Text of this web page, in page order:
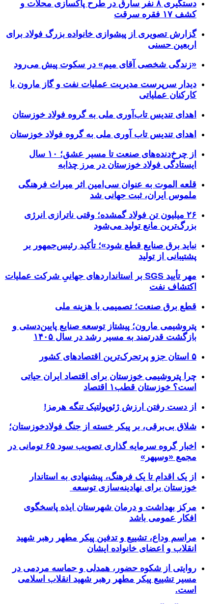
دستگیری ۸ نفر سارق در طرح پاکسازی محلات و
کشف ۱۷ فقره سرقت
گزارش تصویری از پیشوازی خانواده بزرگ فولاد برای
اربعین حسنی
«زندگی شخصی آقای میم» در سکوت پیش می‌رود
دیدار سرپرست مدیریت عملیات نفت و گاز مارون با
کارکنان عملیاتی
اهدای تندیس تاب‌آوری ملی به گروه فولاد خوزستان
اهدای تندیس تاب آوری ملی به گروه فولاد خوزستان
از چرخ‌دنده‌های صنعت تا مسیر عشق؛ ۱۰ سال
ایستادگی فولاد خوزستان در مرز چذابه
قلعه الموت به عنوان سی‌امین اثر میراث‌ فرهنگی
ملموس ایران، ثبت جهانی شد
۲۶ میلیون تن فولاد گمشده؛ وقتی ناترازی انرژی
بزرگ‌ترین مانع تولید می‌شود
نباید برق صنایع قطع شود»؛ تأکید رئیس‌جمهور بر
پشتیبانی از تولید
مهر تأیید SGS بر استانداردهای جهانیِ شرکت عملیات
اکتشاف نفت
قطع برق صنعت؛ تصمیمی با هزینه ملی
پتروشیمی مارون؛ پیشتاز توسعه صنایع پایین‌دستی و
بازگشت قدرتمند به مسیر رشد در سال ۱۴۰۵
۵ استان جزو پرتحرک‌ترین اقتصاد‌های کشور
چرا پتروشیمی خوزستان برای اقتصاد ایران حیاتی
است؟ خوزستان قطب۱ اقتصاد
از دست رفتن ارزش ژئوپولتیک تنگه هرمز!
شلاق‌ بی‌برقی، بر پیکر خسته‌ از جنگ فولادخوزستان؛
اخبار گروه سرمایه گذاری تصویب سود ۶۵ تومانی در
مجمع «وسپهر»
از یک اقدام تا یک فرهنگ، پیشنهادی به استاندار
خوزستان برای نهادینه‌سازی توسعه
مرکز بهداشت و درمان شهرستان ایذه پاسخگوی
افکار عمومی باشد
مراسم وداع، تشییع و تدفین پیکر مطهر رهبر شهید
انقلاب و اعضای خانواده ایشان
روایتی از شکوه حضور، همدلی و حماسه مردمی در
مسیر تشییع پیکر مطهر رهبر شهید انقلاب اسلامی
است.